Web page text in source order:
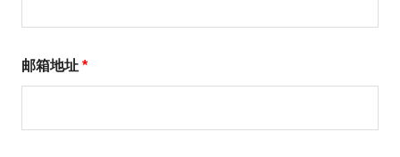
邮箱地址 *